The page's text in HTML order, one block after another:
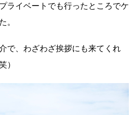
ライベートでも行ったところでケ
。
で、わざわざ挨拶にも来てくれ
）